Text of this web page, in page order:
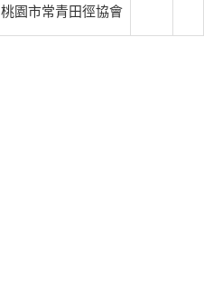
桃園市常青田徑協會